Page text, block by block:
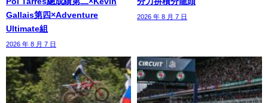
Gallais第四×Adventure
Ultimate組
2026 年 8 月 7 日
2026 年 8 月 7 日